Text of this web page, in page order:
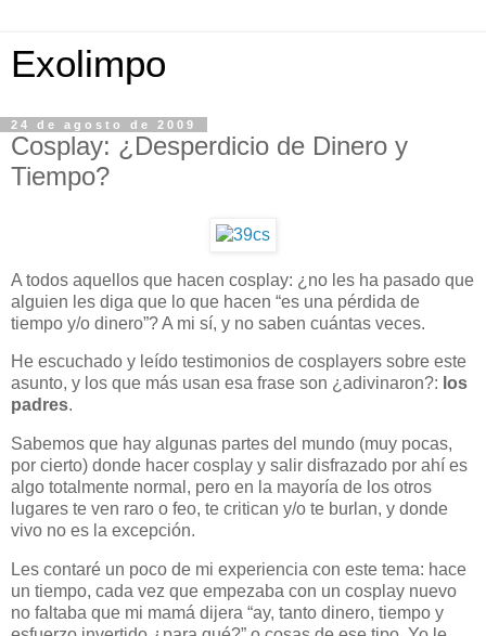
Exolimpo
24 de agosto de 2009
Cosplay: ¿Desperdicio de Dinero y
Tiempo?
A todos aquellos que hacen cosplay: ¿no les ha pasado que
alguien les diga que lo que hacen “es una pérdida de
tiempo y/o dinero”? A mi sí, y no saben cuántas veces.
He escuchado y leído testimonios de cosplayers sobre este
asunto, y los que más usan esa frase son ¿adivinaron?: los
padres.
Sabemos que hay algunas partes del mundo (muy pocas,
por cierto) donde hacer cosplay y salir disfrazado por ahí es
algo totalmente normal, pero en la mayoría de los otros
lugares te ven raro o feo, te critican y/o te burlan, y donde
vivo no es la excepción.
Les contaré un poco de mi experiencia con este tema: hace
un tiempo, cada vez que empezaba con un cosplay nuevo
no faltaba que mi mamá dijera “ay, tanto dinero, tiempo y